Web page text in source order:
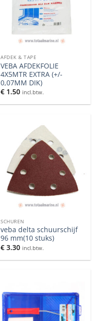
AFDEK & TAPE
VEBA AFDEKFOLIE
4X5MTR EXTRA (+/-
0,07MM DIK)
€ 1.50 incl.btw.
SCHUREN
veba delta schuurschijf
96 mm(10 stuks)
€ 3.30 incl.btw.